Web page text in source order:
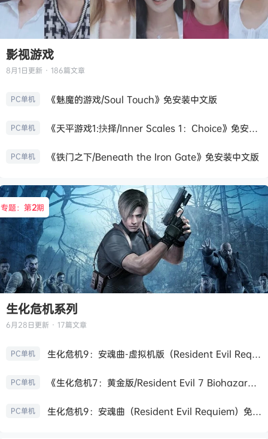
影视游戏
8月1日更新 · 186篇文章
PC单机 《魅魔的游戏/Soul Touch》免安装中文版
PC单机 《天平游戏1:抉择/Inner Scales 1：Choice》免安装中文版
PC单机 《铁门之下/Beneath the Iron Gate》免安装中文版
专题：第2期
生化危机系列
6月28日更新 · 17篇文章
PC单机 生化危机9：安魂曲-虚拟机版（Resident Evil Requiem HYPERVISOR）免安装中文版
PC单机 《生化危机7：黄金版/Resident Evil 7 Biohazard》免安装中文版
PC单机 生化危机9：安魂曲（Resident Evil Requiem）免安装中文版